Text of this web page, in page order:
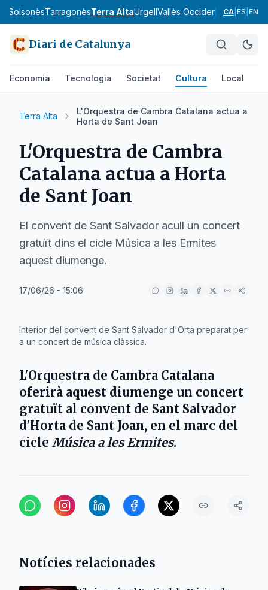
SolsonèsTarragonèsTerra AltaUrgellVallès OccidentalVallès
CA ES EN
Diari de Catalunya
Economia Tecnologia Societat Cultura Local
Terra Alta
L'Orquestra de Cambra Catalana actua a
Horta de Sant Joan
L'Orquestra de Cambra
Catalana actua a Horta
de Sant Joan
El convent de Sant Salvador acull un concert
gratuït dins el cicle Música a les Ermites
aquest diumenge.
17/06/26 - 15:06
Interior del convent de Sant Salvador d'Orta preparat per
a un concert de música clàssica.
L'Orquestra de Cambra Catalana
oferirà aquest diumenge un concert
gratuït al convent de Sant Salvador
d'Horta de Sant Joan, en el marc del
cicle Música a les Ermites.
Notícies relacionades